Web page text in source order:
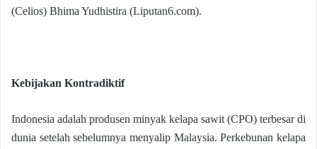
(Celios) Bhima Yudhistira (Liputan6.com).
Kebijakan Kontradiktif
Indonesia adalah produsen minyak kelapa sawit (CPO) terbesar di
dunia setelah sebelumnya menyalip Malaysia. Perkebunan kelapa